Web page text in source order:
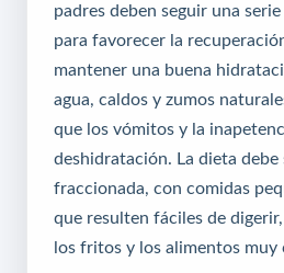
padres deben seguir una
para favorecer la
mantener una buena
agua, caldos y zumos
que los vómitos y la
deshidratación. La dieta debe
fraccionada, con comidas
que resulten fáciles de
los fritos y los alimentos muy